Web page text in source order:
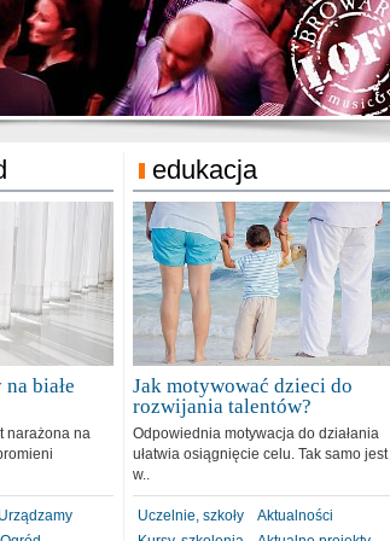
31.12.2018
Michelin
białe
narażona na
Urządzamy
edukacja
Jak motywować dzieci do
rozwijania talentów?
Odpowiednia motywacja do działania
ułatwia osiągnięcie celu. Tak samo jest
w..
Uczelnie, szkoły
Aktualności